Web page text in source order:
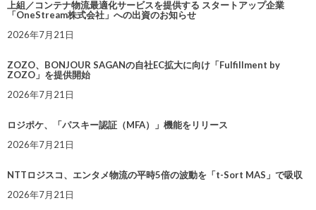
上組／コンテナ物流最適化サービスを提供する スタートアップ企業
「OneStream株式会社」への出資のお知らせ
2026年7月21日
ZOZO、BONJOUR SAGANの自社EC拡大に向け「Fulfillment by
ZOZO」を提供開始
2026年7月21日
ロジポケ、「パスキー認証（MFA）」機能をリリース
2026年7月21日
NTTロジスコ、エンタメ物流の平時5倍の波動を「t-Sort MAS」で吸収
2026年7月21日